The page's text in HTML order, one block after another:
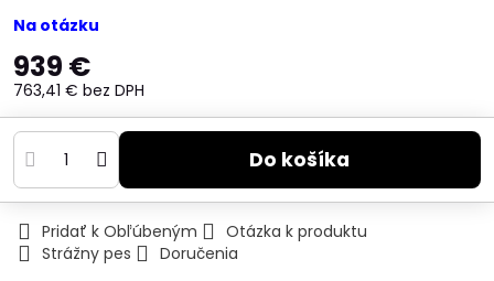
Na otázku
939 €
763,41 € bez DPH
Do košíka
Pridať k Obľúbeným
Otázka k produktu
Strážny pes
Doručenia